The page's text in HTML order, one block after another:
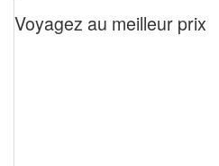
Voyagez au meilleur prix